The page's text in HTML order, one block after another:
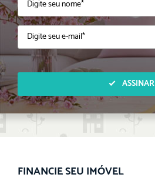
ASSINAR
FINANCIE SEU IMÓVEL